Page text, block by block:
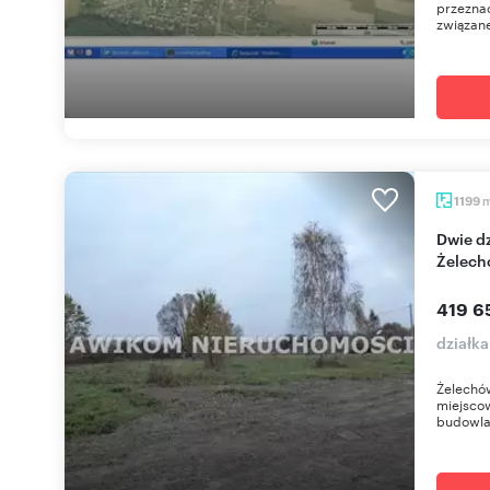
1199
Dwie działki budowlane blisko centrum
419